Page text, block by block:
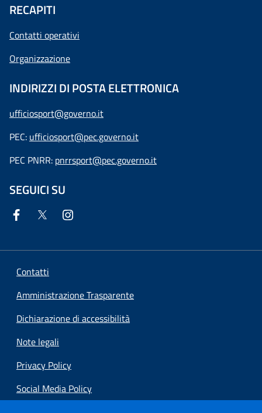
RECAPITI
Contatti operativi
Organizzazione
INDIRIZZI DI POSTA ELETTRONICA
ufficiosport@governo.it
PEC: ufficiosport@pec.governo.it
PEC PNRR: pnrrsport@pec.governo.it
SEGUICI SU
Contatti
Amministrazione Trasparente
Dichiarazione di accessibilità
Note legali
Privacy Policy
Social Media Policy